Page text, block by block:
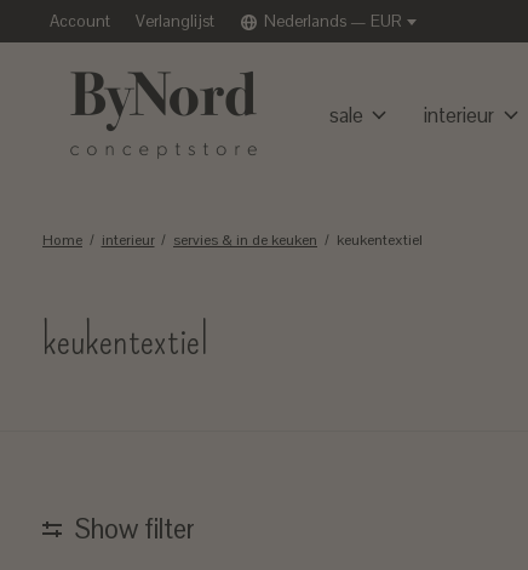
Account Verlanglijst Nederlands — EUR
sale interieur
Home / interieur / servies & in de keuken / keukentextiel
keukentextiel
Show filter